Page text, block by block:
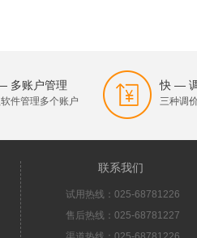
多账户管理
件管理多个账户
快 —
三种调
联系我们
试用热线：025-68781226
售后热线：025-68781227